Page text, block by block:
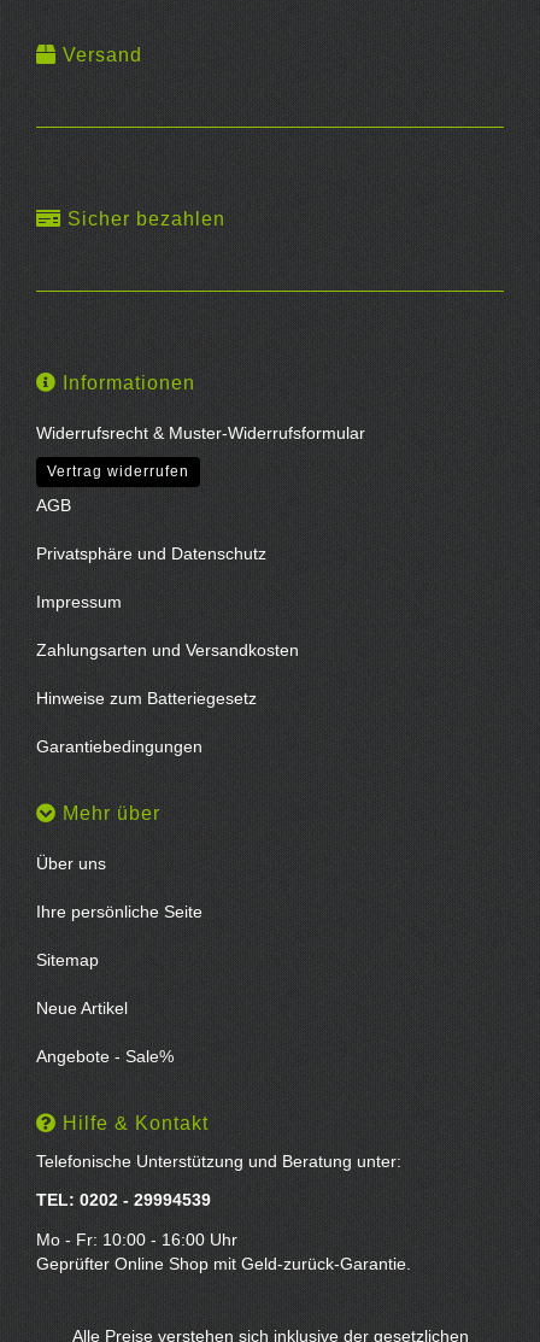
Versand
Sicher bezahlen
Informationen
Widerrufsrecht & Muster-Widerrufsformular
Vertrag widerrufen
AGB
Privatsphäre und Datenschutz
Impressum
Zahlungsarten und Versandkosten
Hinweise zum Batteriegesetz
Garantiebedingungen
Mehr über
Über uns
Ihre persönliche Seite
Sitemap
Neue Artikel
Angebote - Sale%
Hilfe & Kontakt
Telefonische Unterstützung und Beratung unter:
TEL: 0202 - 29994539
Mo - Fr: 10:00 - 16:00 Uhr
Geprüfter Online Shop mit Geld-zurück-Garantie.
Alle Preise verstehen sich inklusive der gesetzlichen